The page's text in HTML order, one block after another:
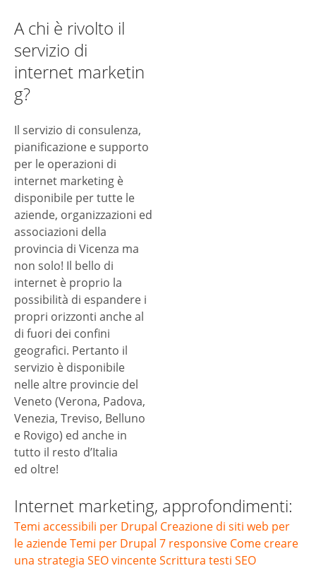
A chi è rivolto il
servizio di
internet marketin
g?
Il servizio di consulenza,
pianificazione e supporto
per le operazioni di
internet marketing è
disponibile per tutte le
aziende, organizzazioni ed
associazioni della
provincia di Vicenza ma
non solo! Il bello di
internet è proprio la
possibilità di espandere i
propri orizzonti anche al
di fuori dei confini
geografici. Pertanto il
servizio è disponibile
nelle altre provincie del
Veneto (Verona, Padova,
Venezia, Treviso, Belluno
e Rovigo) ed anche in
tutto il resto d’Italia
ed oltre!
Internet marketing, approfondimenti:
Temi accessibili per Drupal Creazione di siti web per
le aziendeTemi per Drupal 7 responsive Come creare
una strategia SEO vincenteScrittura testi SEO